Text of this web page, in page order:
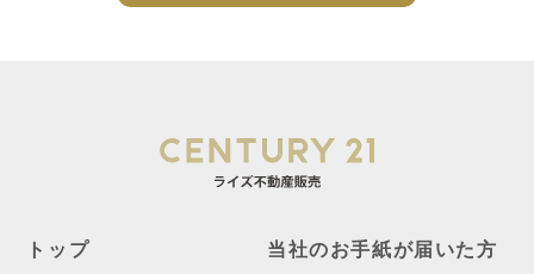
トップ
当社のお手紙が届いた方